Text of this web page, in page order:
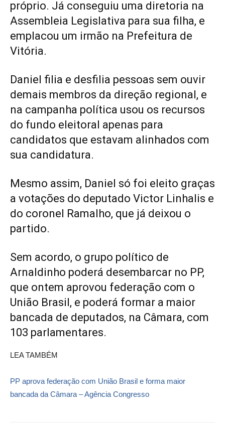
próprio. Já conseguiu uma diretoria na
Assembleia Legislativa para sua filha, e
emplacou um irmão na Prefeitura de
Vitória.
Daniel filia e desfilia pessoas sem ouvir
demais membros da direção regional, e
na campanha política usou os recursos
do fundo eleitoral apenas para
candidatos que estavam alinhados com
sua candidatura.
Mesmo assim, Daniel só foi eleito graças
a votações do deputado Victor Linhalis e
do coronel Ramalho, que já deixou o
partido.
Sem acordo, o grupo político de
Arnaldinho poderá desembarcar no PP,
que ontem aprovou federação com o
União Brasil, e poderá formar a maior
bancada de deputados, na Câmara, com
103 parlamentares.
LEA TAMBÉM
PP aprova federação com União Brasil e forma maior
bancada da Câmara – Agência Congresso